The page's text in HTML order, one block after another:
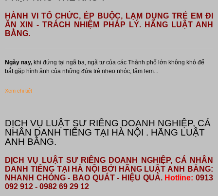
HÀNH VI TỔ CHỨC, ÉP BUỘC, LẠM DỤNG TRẺ EM ĐI
ĂN XIN - TRÁCH NHIỆM PHÁP LÝ. HÃNG LUẬT ANH
BẰNG.
Ngày nay, khi đứng tại ngã ba, ngã tư của các Thành phố lớn không khó để
bắt gặp hình ảnh của những đứa trẻ nheo nhóc, lấm lem...
Xem chi tiết
DỊCH VỤ LUẬT SƯ RIÊNG DOANH NGHIỆP, CÁ
NHÂN DANH TIẾNG TẠI HÀ NỘI . HÃNG LUẬT
ANH BẰNG.
DỊCH VỤ LUẬT SƯ RIÊNG DOANH NGHIỆP, CÁ NHÂN
DANH TIẾNG TẠI HÀ NỘI BỞI HÃNG LUẬT ANH BẰNG:
NHANH CHÓNG - BAO QUÁT - HIỆU QUẢ. Hotline: 0913
092 912 - 0982 69 29 12